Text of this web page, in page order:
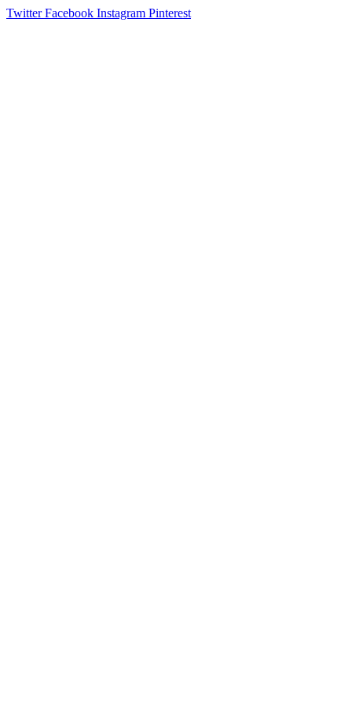
Twitter Facebook Instagram Pinterest